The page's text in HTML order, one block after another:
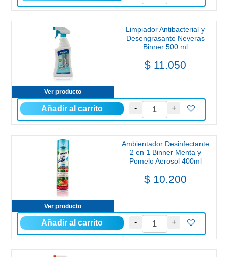
Ver producto
Limpiador Antibacterial y
Desengrasante Neveras
Binner 500 ml
$ 11.050
Ver producto
Ambientador Desinfectante
2 en 1 Binner Menta y
Pomelo Aerosol 400ml
$ 10.200